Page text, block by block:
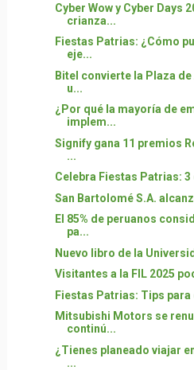
Cyber Wow y Cyber Days
crianza...
Fiestas Patrias: ¿Cómo
eje...
Bitel convierte la Plaza
u...
¿Por qué la mayoría de
implem...
Signify gana 11 premios
...
Celebra Fiestas Patrias:
San Bartolomé S.A.
El 85% de peruanos
pa...
Nuevo libro de la
Visitantes a la FIL 2025
Fiestas Patrias: Tips
Mitsubishi Motors se
continú...
¿Tienes planeado viajar
...